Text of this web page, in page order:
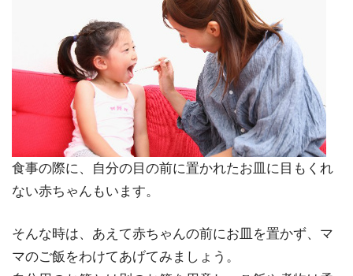
食事の際に、自分の目の前に置かれたお皿に目もくれ
ない赤ちゃんもいます。
そんな時は、あえて赤ちゃんの前にお皿を置かず、マ
マのご飯をわけてあげてみましょう。